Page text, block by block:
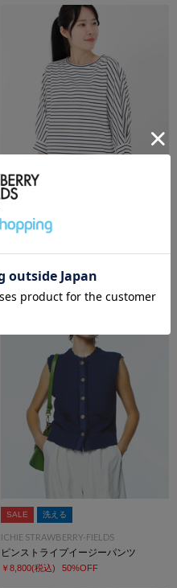
SALE 洗える
￥5,225(税込) 50%OFF
SALE 洗える
ICHIE STRAWBERRY-FIELDS
ピンストライプイージーパンツ
￥8,800(税込) 50%OFF